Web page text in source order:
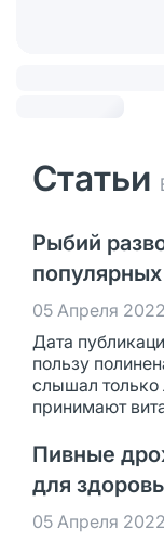
Статьи
Рыбий
05 Апреля 2022
Дата
пользу
слышал только
принимают
Пивные
для
05 Апреля 2022